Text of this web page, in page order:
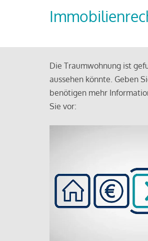
Die Traumwohnung ist
aussehen könnte. Geben
benötigen mehr
Sie vor: